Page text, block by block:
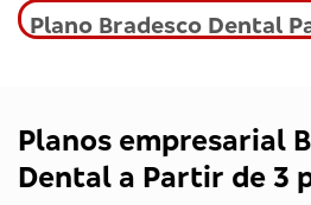
Plano Bradesco Dental
Planos empresarial
Dental a Partir de 3